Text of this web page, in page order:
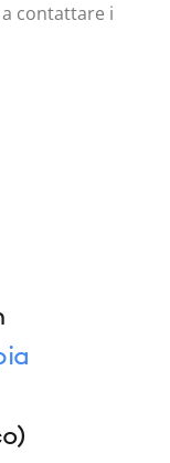
contattare i